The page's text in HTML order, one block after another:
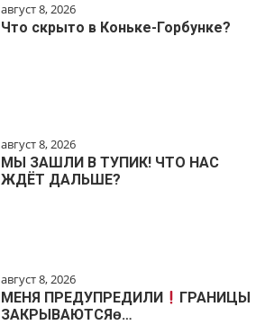
август 8, 2026
Что скрыто в Коньке-Горбунке?
август 8, 2026
МЫ ЗАШЛИ В ТУПИК! ЧТО НАС
ЖДЁТ ДАЛЬШЕ?
август 8, 2026
МЕНЯ ПРЕДУПРЕДИЛИ
ГРАНИЦЫ
ЗАКРЫВАЮТСЯɵ…